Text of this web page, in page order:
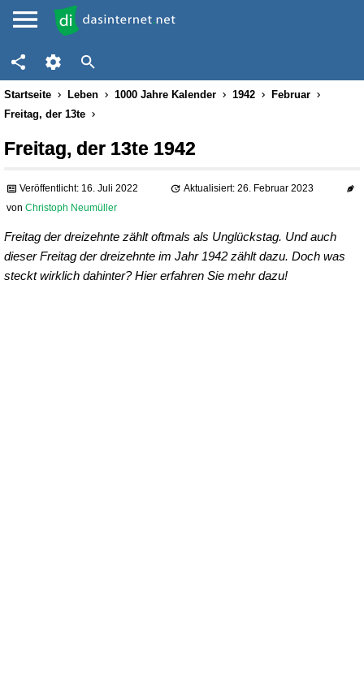
Startseite Leben 1000 Jahre Kalender 1942
Februar
Freitag, der 13te
Freitag, der 13te 1942
Veröffentlicht: 16. Juli 2022
Aktualisiert: 26. Februar 2023
von Christoph Neumüller
Freitag der dreizehnte zählt oftmals als Unglückstag. Und auch
dieser Freitag der dreizehnte im Jahr 1942 zählt dazu. Doch was
steckt wirklich dahinter? Hier erfahren Sie mehr dazu!